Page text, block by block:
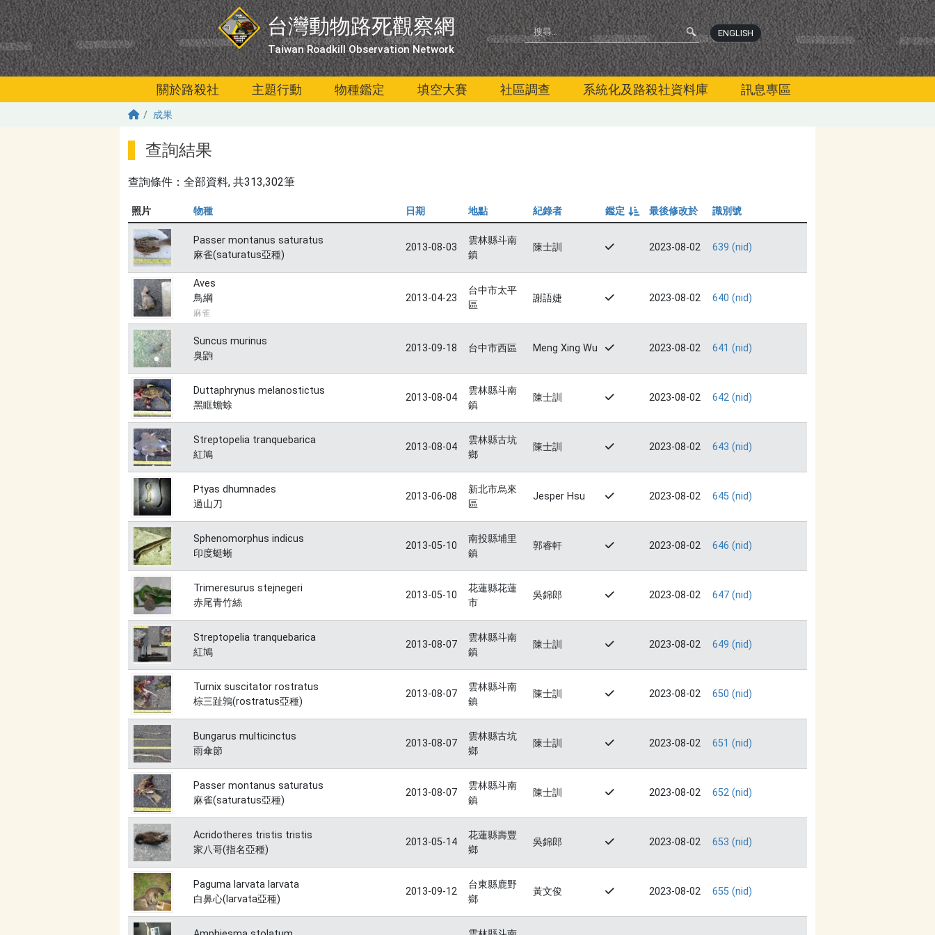
移至主內容
台灣動物路死觀察網
Taiwan Roadkill Observation Network
ENGLISH
關於路殺社 主題行動 物種鑑定 填空大賽 社區調查 系統化及路殺社資料庫 訊息專區
成果
查詢結果
查詢條件： 全部資料, 共313,302筆
照片 物種 日期 地點 紀錄者
鑑定
由小到大
最後修改於 識別號
Passer montanus saturatus
麻雀(saturatus亞種)
2013-08-03
雲林縣斗南
鎮
陳士訓 2023-08-02 639 (nid)
Aves
鳥綱
麻雀
2013-04-23
台中市太平
區
謝語婕 2023-08-02 640 (nid)
Suncus murinus
臭鼩
2013-09-18 台中市西區 Meng Xing Wu 2023-08-02 641 (nid)
Duttaphrynus melanostictus
黑眶蟾蜍
2013-08-04
雲林縣斗南
鎮
陳士訓 2023-08-02 642 (nid)
Streptopelia tranquebarica
紅鳩
2013-08-04
雲林縣古坑
鄉
陳士訓 2023-08-02 643 (nid)
Ptyas dhumnades
過山刀
2013-06-08
新北市烏來
區
Jesper Hsu 2023-08-02 645 (nid)
Sphenomorphus indicus
印度蜓蜥
2013-05-10
南投縣埔里
鎮
郭睿軒 2023-08-02 646 (nid)
Trimeresurus stejnegeri
赤尾青竹絲
2013-05-10
花蓮縣花蓮
市
吳錦郎 2023-08-02 647 (nid)
Streptopelia tranquebarica
紅鳩
2013-08-07
雲林縣斗南
鎮
陳士訓 2023-08-02 649 (nid)
Turnix suscitator rostratus
棕三趾鶉(rostratus亞種)
2013-08-07
雲林縣斗南
鎮
陳士訓 2023-08-02 650 (nid)
Bungarus multicinctus
雨傘節
2013-08-07
雲林縣古坑
鄉
陳士訓 2023-08-02 651 (nid)
Passer montanus saturatus
麻雀(saturatus亞種)
2013-08-07
雲林縣斗南
鎮
陳士訓 2023-08-02 652 (nid)
Acridotheres tristis tristis
家八哥(指名亞種)
2013-05-14
花蓮縣壽豐
鄉
吳錦郎 2023-08-02 653 (nid)
Paguma larvata larvata
白鼻心(larvata亞種)
2013-09-12
台東縣鹿野
鄉
黃文俊 2023-08-02 655 (nid)